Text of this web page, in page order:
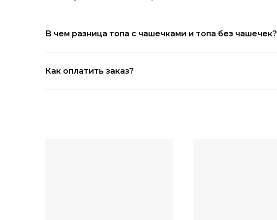
В чем разница топа с чашечками и топа без чашечек?
Как оплатить заказ?